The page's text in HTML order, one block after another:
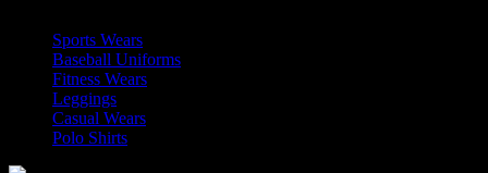
Sports Wears
Baseball Uniforms
Fitness Wears
Leggings
Casual Wears
Polo Shirts